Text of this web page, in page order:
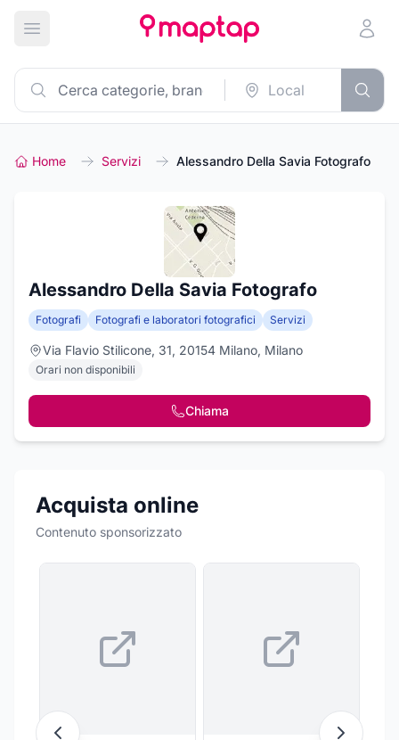
Apri menu principale
Home Servizi Alessandro Della Savia Fotografo
Alessandro Della Savia Fotografo
Fotografi Fotografi e laboratori fotografici Servizi
Via Flavio Stilicone, 31, 20154 Milano, Milano
Orari non disponibili
Chiama
Acquista online
Contenuto sponsorizzato